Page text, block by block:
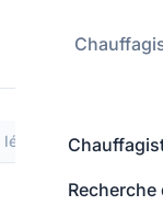
Recherche